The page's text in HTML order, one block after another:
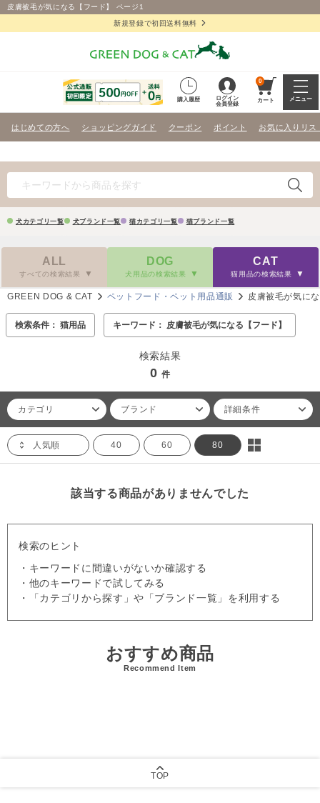
皮膚被毛が気になる【フード】 ページ1
新規登録で初回送料無料
購入履歴
ログイン
会員登録
0
カート メニュー
はじめての方へ ショッピングガイド クーポン ポイント お気に入りリス
犬カテゴリ一覧 犬ブランド一覧 猫カテゴリ一覧 猫ブランド一覧
ALL
すべての検索結果
DOG
犬用品の検索結果
CAT
猫用品の検索結果
GREEN DOG & CAT ペットフード・ペット用品通販 皮膚被毛が気に
検索条件： 猫用品 キーワード： 皮膚被毛が気になる【フード】
検索結果
0 件
カテゴリ ブランド 詳細条件
人気順 40 60 80
該当する商品がありませんでした
検索のヒント
・キーワードに間違いがないか確認する
・他のキーワードで試してみる
・「カテゴリから探す」や「ブランド一覧」を利用する
おすすめ商品
Recommend Item
TOP